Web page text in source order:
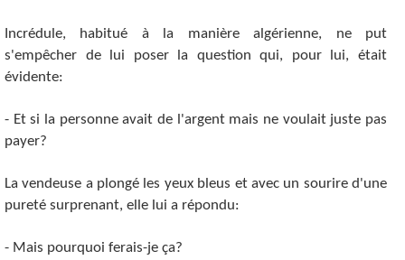
Incrédule, habitué à la manière algérienne, ne put
s'empêcher de lui poser la question qui, pour lui, était
évidente:
- Et si la personne avait de l'argent mais ne voulait juste pas
payer?
La vendeuse a plongé les yeux bleus et avec un sourire d'une
pureté surprenant, elle lui a répondu:
- Mais pourquoi ferais-je ça?